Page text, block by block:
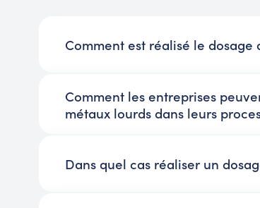
Comment est réalisé le dosage
Comment les entreprises
métaux lourds dans leurs
Dans quel cas réaliser un